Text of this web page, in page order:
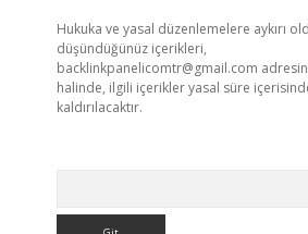
Hukuka ve yasal düzenlemelere aykırı
düşündüğünüz içerikleri,
backlinkpanelicomtr@gmail.com
halinde, ilgili içerikler yasal süre
kaldırılacaktır.